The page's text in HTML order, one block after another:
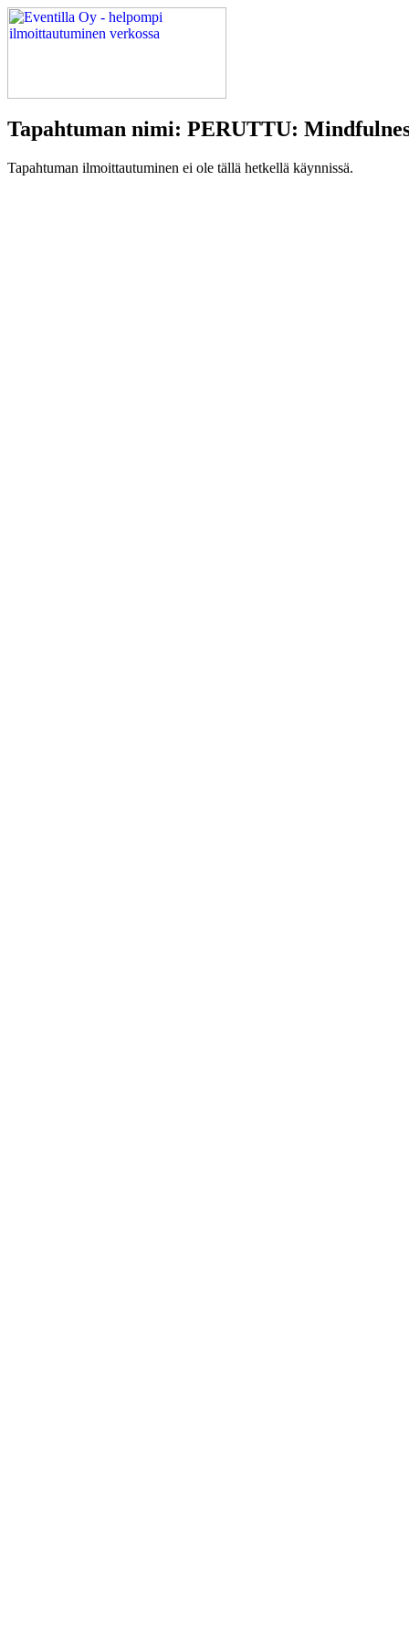
Tapahtuman nimi: PERUTTU:
Tapahtuman ilmoittautuminen ei ole tällä hetkellä käynnissä.